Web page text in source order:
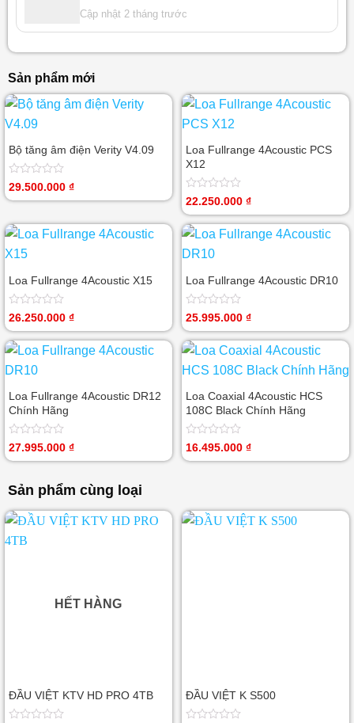
Cập nhật 2 tháng trước
Sản phẩm mới
Bộ tăng âm điện Verity V4.09
Được
5
sao
29.500.000 ₫
Loa Fullrange 4Acoustic PCS
X12
Được
hạng
0
sao
22.250.000 ₫
Loa Fullrange 4Acoustic X15
Được
hạng
0
sao
26.250.000 ₫
Loa Fullrange 4Acoustic DR10
Được
hạng
0
sao
25.995.000 ₫
Loa Fullrange 4Acoustic DR12
Chính Hãng
Được
5
27.995.000 ₫
Loa Coaxial 4Acoustic HCS
108C Black Chính Hãng
Được
16.495.000 ₫
Sản phẩm cùng loại
HẾT HÀNG
ĐẦU VIỆT KTV HD PRO 4TB ĐẦU VIỆT K S500